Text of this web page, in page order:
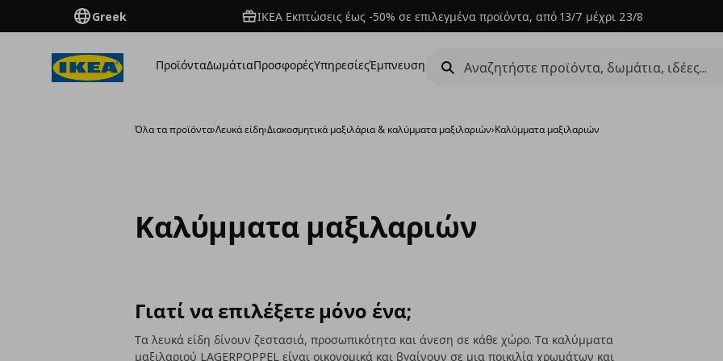
Greek ΙΚΕΑ Εκπτώσεις έως -50% σε επιλεγμένα προϊόντα, από 13/7 μέχρι 23/8
ΠροϊόνταΔωμάτιαΠροσφορέςΥπηρεσίεςΈμπνευση
Όλα τα προϊόντα›Λευκά είδη›Διακοσμητικά μαξιλάρια & καλύμματα μαξιλαριών›Καλύμματα μαξιλαριών
Καλύμματα μαξιλαριών
Γιατί να επιλέξετε μόνο ένα;
Τα λευκά είδη δίνουν ζεστασιά, προσωπικότητα και άνεση σε κάθε χώρο. Τα καλύμματα
μαξιλαριού LAGERPOPPEL είναι οικονομικά και βγαίνουν σε μια ποικιλία χρωμάτων και